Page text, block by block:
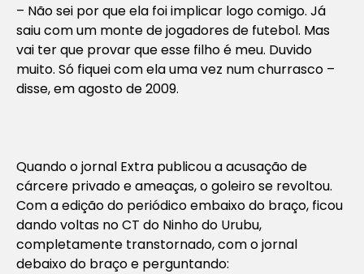
– Não sei por que ela foi implicar logo comigo. Já
saiu com um monte de jogadores de futebol. Mas
vai ter que provar que esse filho é meu. Duvido
muito. Só fiquei com ela uma vez num churrasco –
disse, em agosto de 2009.
Quando o jornal Extra publicou a acusação de
cárcere privado e ameaças, o goleiro se revoltou.
Com a edição do periódico embaixo do braço, ficou
dando voltas no CT do Ninho do Urubu,
completamente transtornado, com o jornal
debaixo do braço e perguntando: